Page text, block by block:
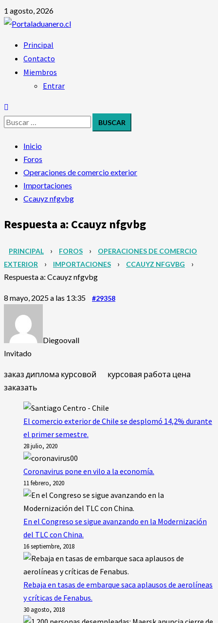
1 agosto, 2026
Principal
Contacto
Miembros
Entrar
Inicio
Foros
Operaciones de comercio exterior
Importaciones
Ccauyz nfgvbg
Respuesta a: Ccauyz nfgvbg
PRINCIPAL › FOROS ›
OPERACIONES DE COMERCIO
EXTERIOR
› IMPORTACIONES › CCAUYZ NFGVBG
›
Respuesta a: Ccauyz nfgvbg
8 mayo, 2025 a las 13:35 #29358
Diegoovall
Invitado
заказ диплома курсовой
курсовая работа цена
заказать
El comercio exterior de Chile se desplomó 14,2% durante
el primer semestre.
28 julio, 2020
Coronavirus pone en vilo a la economía.
11 febrero, 2020
En el Congreso se sigue avanzando en la Modernización
del TLC con China.
16 septiembre, 2018
Rebaja en tasas de embarque saca aplausos de aerolíneas
y críticas de Fenabus.
30 agosto, 2018